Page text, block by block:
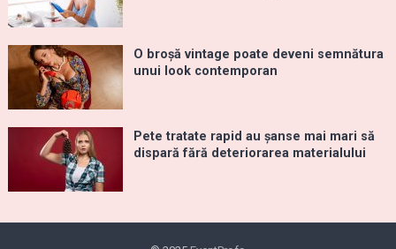
O broșă vintage poate deveni semnătura
unui look contemporan
Pete tratate rapid au șanse mai mari să
dispară fără deteriorarea materialului